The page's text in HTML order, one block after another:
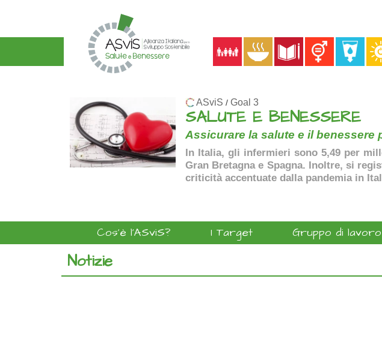
ASviS / Goal 3
SALUTE E BENESSERE
Assicurare la salute e il benessere
In Italia, gli infermieri sono 5,49 per
Gran Bretagna e Spagna. Inoltre, si
criticità accentuate dalla pandemia in
Cos'è l'ASviS? I Target Gruppo di lavoro
Notizie